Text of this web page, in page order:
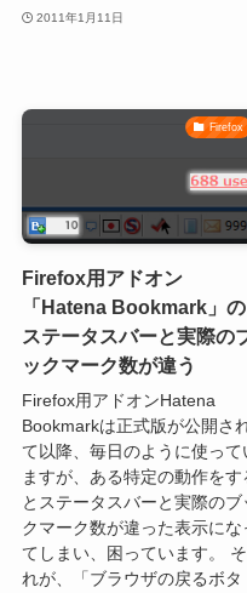
2011年1月11日
Firefox
Firefox用アドオン
「Hatena Bookmark」の
ステータスバーと実際の
ックマーク数が違う
Firefox用アドオンHatena
Bookmarkは正式版が公開さ
て以降、毎日のように使って
ますが、ある特定の動作をす
とステータスバーと実際のブ
クマーク数が違った表示にな
てしまい、困っています。 そ
れが、「ブラウザの戻るボタ